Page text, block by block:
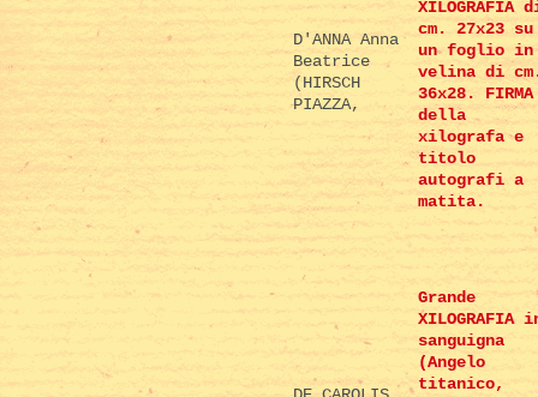
D'ANNA Anna
Beatrice
(HIRSCH
PIAZZA,
XILOGRAFIA
cm. 27x23 su
un foglio in
velina di
36x28. FIRMA
della
xilografa e
titolo
autografi a
matita.
Grande
XILOGRAFIA
sanguigna
(Angelo
titanico,